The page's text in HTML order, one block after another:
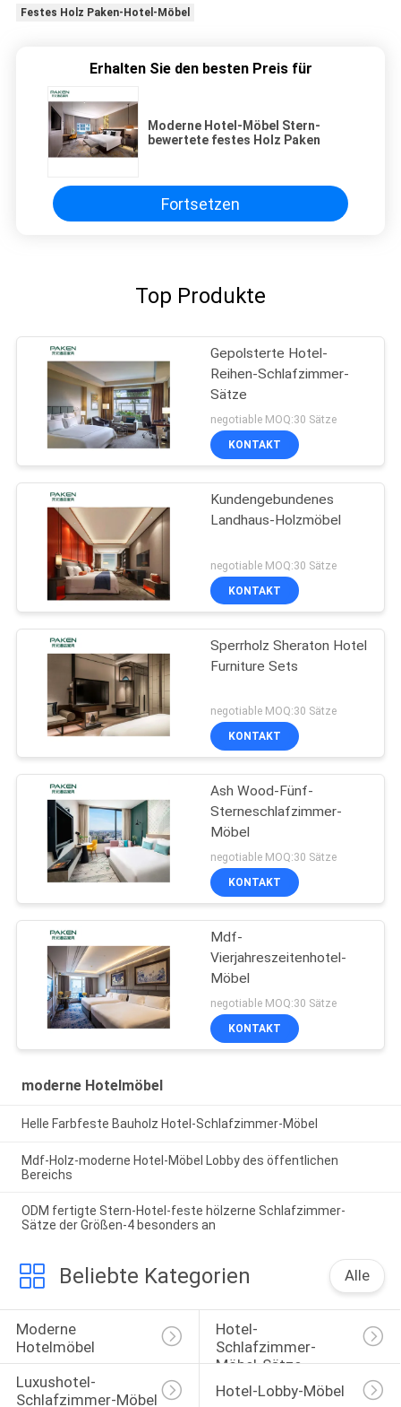
Festes Holz Paken-Hotel-Möbel
Erhalten Sie den besten Preis für
Moderne Hotel-Möbel Stern-
bewertete festes Holz Paken
Fortsetzen
Top Produkte
Gepolsterte Hotel-
Reihen-Schlafzimmer-
Sätze
negotiable MOQ:30 Sätze
KONTAKT
Kundengebundenes
Landhaus-Holzmöbel
negotiable MOQ:30 Sätze
KONTAKT
Sperrholz Sheraton Hotel
Furniture Sets
negotiable MOQ:30 Sätze
KONTAKT
Ash Wood-Fünf-
Sterneschlafzimmer-
Möbel
negotiable MOQ:30 Sätze
KONTAKT
Mdf-
Vierjahreszeitenhotel-
Möbel
negotiable MOQ:30 Sätze
KONTAKT
moderne Hotelmöbel
Helle Farbfeste Bauholz Hotel-Schlafzimmer-Möbel
Mdf-Holz-moderne Hotel-Möbel Lobby des öffentlichen
Bereichs
ODM fertigte Stern-Hotel-feste hölzerne Schlafzimmer-
Sätze der Größen-4 besonders an
Beliebte Kategorien Alle
Moderne
Hotelmöbel
Hotel-
Schlafzimmer-
Möbel-Sätze
Luxushotel-
Schlafzimmer-Möbel
Hotel-Lobby-Möbel